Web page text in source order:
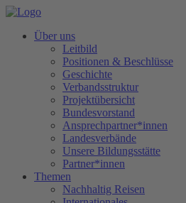
Über uns
Leitbild
Positionen & Beschlüsse
Geschichte
Verbandsstruktur
Projektübersicht
Bundesvorstand
Ansprechpartner*innen
Landesverbände
Unsere Bildungsstätte
Partner*innen
Themen
Nachhaltig Reisen